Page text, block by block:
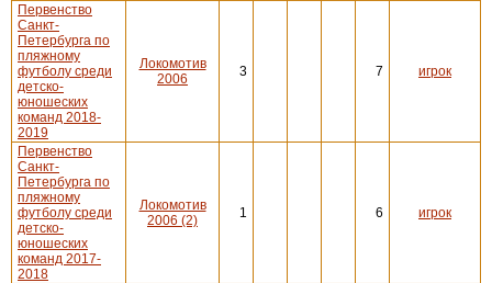
Первенство
Санкт-
Петербурга по
пляжному
футболу среди
детско-
юношеских
команд 2018-
2019
Локомотив
2006
3 7 игрок
Первенство
Санкт-
Петербурга по
пляжному
футболу среди
детско-
юношеских
команд 2017-
2018
Локомотив
2006 (2)
1 6 игрок